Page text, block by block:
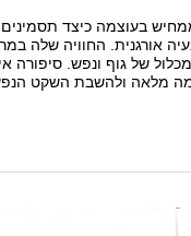
בעוצמה כיצד תסמינים
אורגנית. החוויה שלה
של גוף ונפש. סיפורה
מלאה ולהשבת השקט